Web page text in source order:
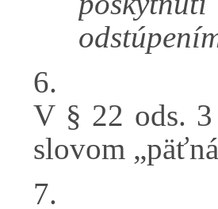
6.
V § 22 ods. 3
slovom
7.